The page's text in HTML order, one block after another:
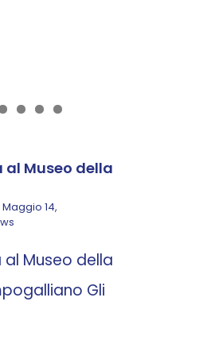
Museo della
Maggio 14,
Museo della
Gli